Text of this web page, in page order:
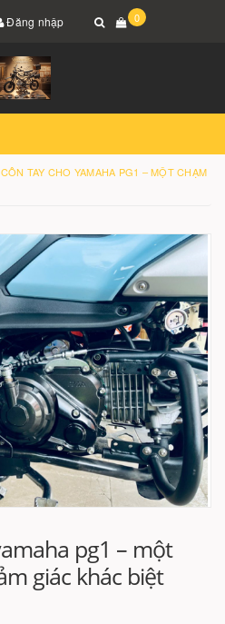
Đăng nhập 0
TAY CHO YAMAHA PG1 – MỘT CHẠM
pg1 – một
giác khác biệt